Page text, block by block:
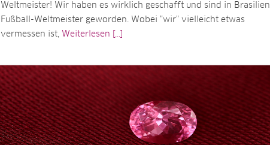
Weltmeister! Wir haben es wirklich geschafft und sind in Brasilien
Fußball-Weltmeister geworden. Wobei "wir" vielleicht etwas
vermessen ist, Weiterlesen [...]